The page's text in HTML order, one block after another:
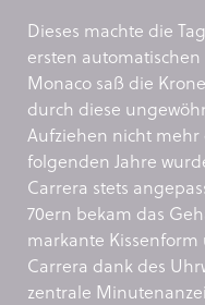
Dieses machte die
ersten
Monaco saß die
durch diese
Aufziehen nicht
folgenden Jahre
Carrera stets
70ern bekam das
markante
Carrera dank des
zentrale